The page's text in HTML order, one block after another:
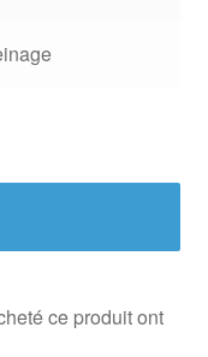
ce produit ont